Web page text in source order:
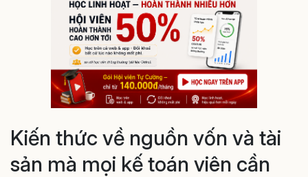
Kiến thức về nguồn vốn và tài
sản mà mọi kế toán viên cần